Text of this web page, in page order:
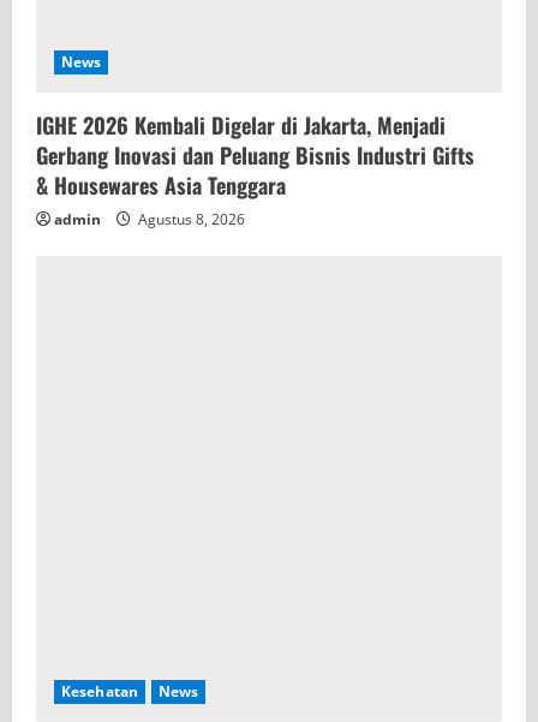
News
IGHE 2026 Kembali Digelar di Jakarta, Menjadi
Gerbang Inovasi dan Peluang Bisnis Industri Gifts
& Housewares Asia Tenggara
admin Agustus 8, 2026
Kesehatan News